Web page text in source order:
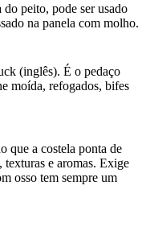
peito, pode ser usado
na panela com molho.
(inglês). É o pedaço
moída, refogados, bifes
que a costela ponta de
texturas e aromas. Exige
osso tem sempre um